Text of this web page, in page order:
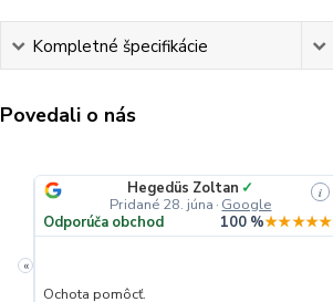
Kompletné špecifikácie
Povedali o nás
«
Hegedüs Zoltan ✓
Pridané 28. júna · Google
i
Odporúča obchod 100 %★★★★★
Ochota pomôcť.